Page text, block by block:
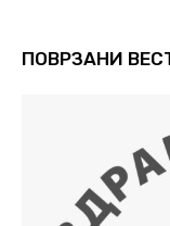
ПОВРЗАНИ